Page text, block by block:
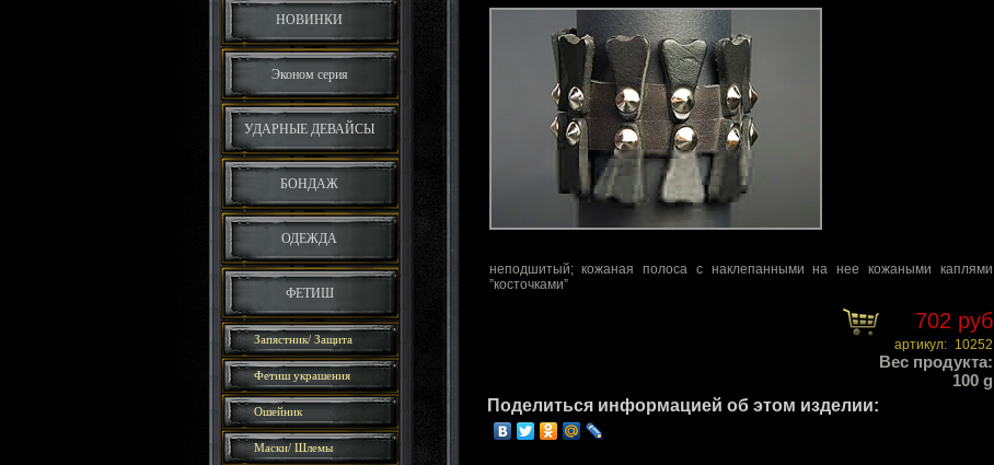
НОВИНКИ
Эконом серия
УДАРНЫЕ ДЕВАЙСЫ
БОНДАЖ
ОДЕЖДА
ФЕТИШ
Запястник/ Защита
Фетиш украшения
Ошейник
Маски/ Шлемы
неподшитый; кожаная полоса с наклепанными на нее кожаными каплями
”косточками”
702 руб
артикул: 10252
Вес продукта:
100 g
Поделиться информацией об этом изделии: